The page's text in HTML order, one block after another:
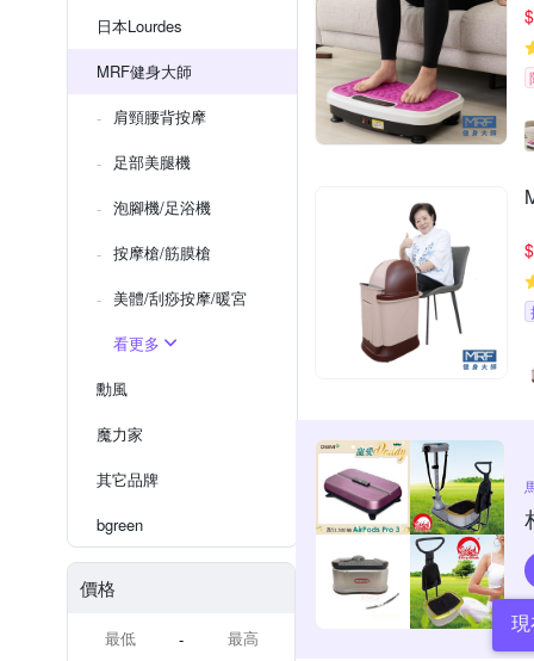
日本Lourdes
MRF健身大師
肩頸腰背按摩
足部美腿機
泡腳機/足浴機
按摩槍/筋膜槍
美體/刮痧按摩/暖宮
看更多
勳風
魔力家
其它品牌
bgreen
價格
-
$
$